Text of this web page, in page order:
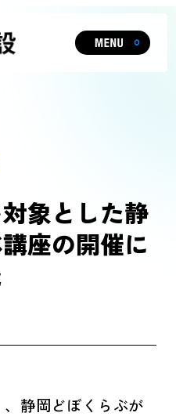
暮らしや文化に
象とした静
座の開催に
、静岡どぼくらぶが